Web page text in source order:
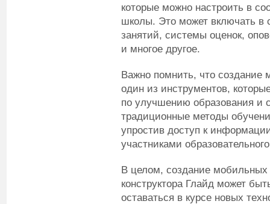
которые можно настроить в
школы. Это может включать в
занятий, системы оценок,
и многое другое.
Важно помнить, что создание
один из инструментов,
по улучшению образования и
традиционные методы
упростив доступ к
участниками
В целом, создание
конструктора Глайд может
оставаться в курсе новых